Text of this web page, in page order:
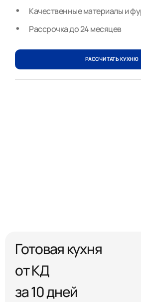
Качественные материалы и
Рассрочка до 24 месяцев
РАССЧИТАТЬ КУХНЮ
Готовая кухня
от КД
за 10 дней